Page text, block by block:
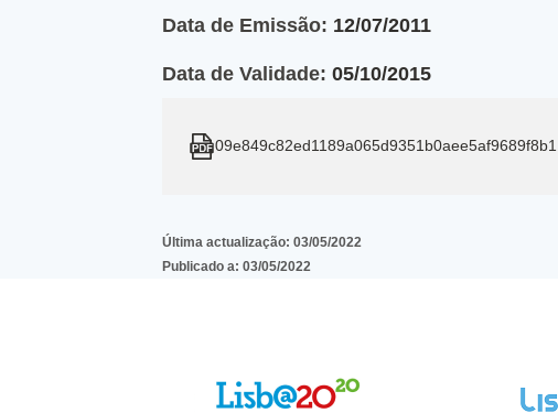
Data de Emissão: 12/07/2011
Data de Validade: 05/10/2015
09e849c82ed1189a065d9351b0aee5af9689f8b1
Última actualização: 03/05/2022
Publicado a: 03/05/2022